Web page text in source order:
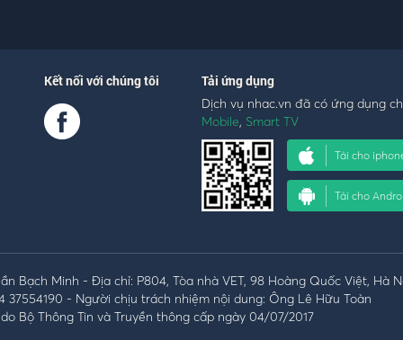
Kết nối với chúng tôi Tải ứng dụng
Dịch vụ nhac.vn đã có ứng dụng
Mobile, Smart TV
Tải cho
Tải cho
Bạch Minh - Địa chỉ: P804, Tòa nhà VET, 98 Hoàng Quốc Việt, Hà
37554190 - Người chịu trách nhiệm nội dung: Ông Lê Hữu Toàn
Bộ Thông Tin và Truyền thông cấp ngày 04/07/2017